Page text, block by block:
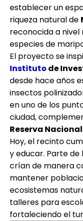
establecer un
riqueza natural de
reconocida a
especies de
El proyecto se
Instituto de
desde hace años
insectos
en uno de los
ciudad,
Reserva
Hoy, el recinto
y educar. Parte de
crían de manera
mantener
ecosistemas
talleres para
fortaleciendo el